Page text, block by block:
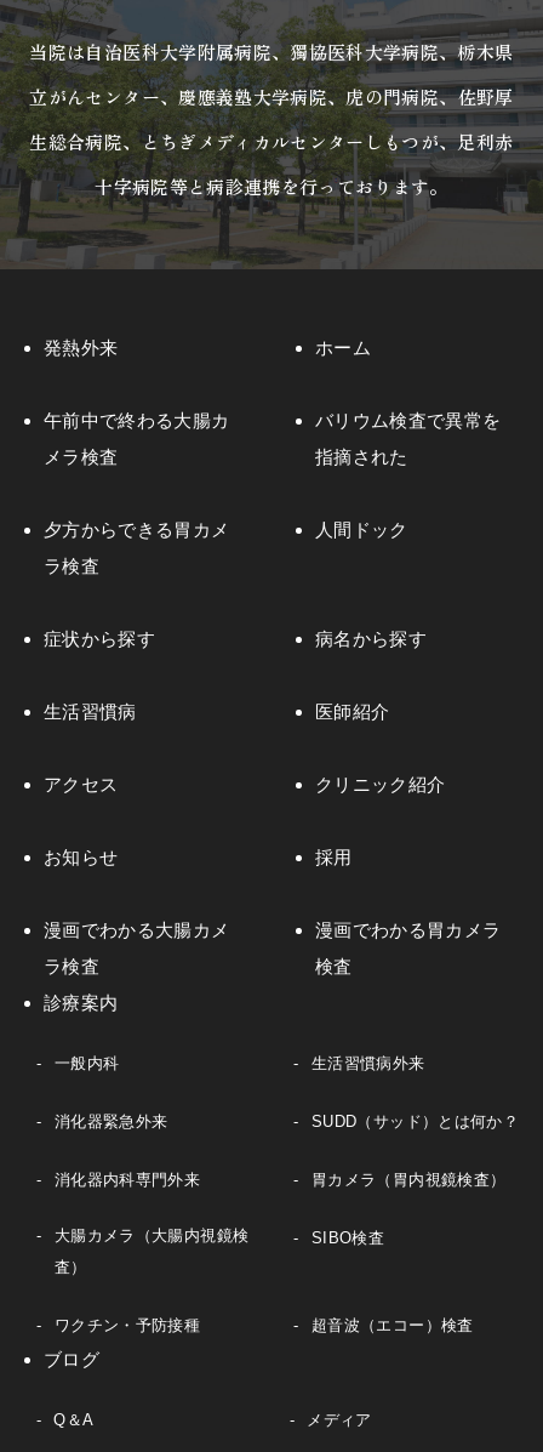
当院は自治医科大学附属病院、獨協医科大学病院、栃木県
立がんセンター、慶應義塾大学病院、虎の門病院、佐野厚
生総合病院、とちぎメディカルセンターしもつが、足利赤
十字病院等と病診連携を行っております。
発熱外来 ホーム
午前中で終わる大腸カ
メラ検査
バリウム検査で異常を
指摘された
夕方からできる胃カメ
ラ検査
人間ドック
症状から探す 病名から探す
生活習慣病 医師紹介
アクセス クリニック紹介
お知らせ 採用
漫画でわかる大腸カメ
ラ検査
漫画でわかる胃カメラ
検査
診療案内
一般内科 生活習慣病外来
消化器緊急外来 SUDD（サッド）とは何か？
消化器内科専門外来 胃カメラ（胃内視鏡検査）
大腸カメラ（大腸内視鏡検
査）
SIBO検査
ワクチン・予防接種 超音波（エコー）検査
ブログ
Q＆A メディア